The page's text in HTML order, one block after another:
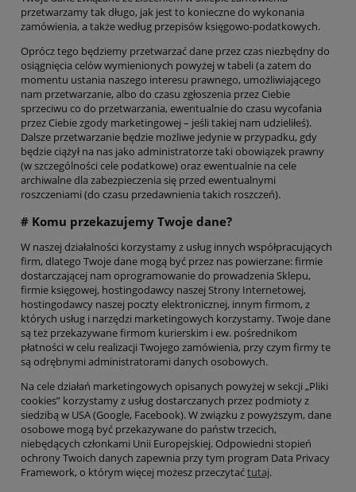
przetwarzamy tak długo, jak jest to konieczne do wykonania
zamówienia, a także według przepisów księgowo-podatkowych.
Oprócz tego będziemy przetwarzać dane przez czas niezbędny do
osiągnięcia celów wymienionych powyżej w tabeli (a zatem do
momentu ustania naszego interesu prawnego, umożliwiającego
nam przetwarzanie, albo do czasu zgłoszenia przez Ciebie
sprzeciwu co do przetwarzania, ewentualnie do czasu wycofania
przez Ciebie zgody marketingowej – jeśli takiej nam udzieliłeś).
Dalsze przetwarzanie będzie możliwe jedynie w przypadku, gdy
będzie ciążył na nas jako administratorze taki obowiązek prawny
(w szczególności cele podatkowe) oraz ewentualnie na cele
archiwalne dla zabezpieczenia się przed ewentualnymi
roszczeniami (do czasu przedawnienia takich roszczeń).
# Komu przekazujemy Twoje dane?
W naszej działalności korzystamy z usług innych współpracujących
firm, dlatego Twoje dane mogą być przez nas powierzane: firmie
dostarczającej nam oprogramowanie do prowadzenia Sklepu,
firmie księgowej, hostingodawcy naszej Strony Internetowej,
hostingodawcy naszej poczty elektronicznej, innym firmom, z
których usług i narzędzi marketingowych korzystamy. Twoje dane
są też przekazywane firmom kurierskim i ew. pośrednikom
płatności w celu realizacji Twojego zamówienia, przy czym firmy te
są odrębnymi administratorami danych osobowych.
Na cele działań marketingowych opisanych powyżej w sekcji „Pliki
cookies” korzystamy z usług dostarczanych przez podmioty z
siedzibą w USA (Google, Facebook). W związku z powyższym, dane
osobowe mogą być przekazywane do państw trzecich,
niebędących członkami Unii Europejskiej. Odpowiedni stopień
ochrony Twoich danych zapewnia przy tym program Data Privacy
Framework, o którym więcej możesz przeczytaćtutaj.